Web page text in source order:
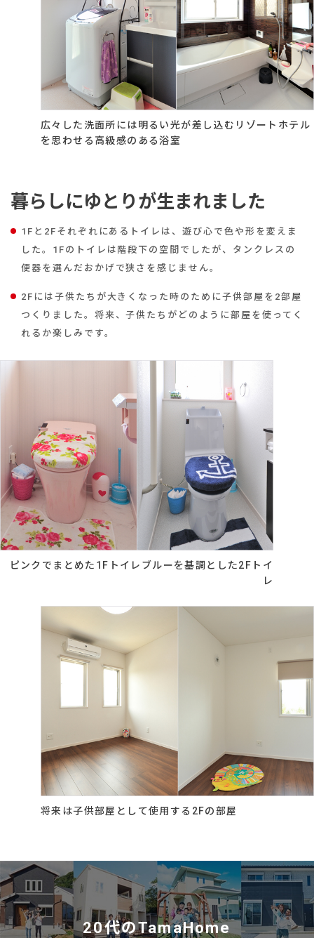
広々した洗面所には明るい光が差し込むリゾートホテル
を思わせる高級感のある浴室
暮らしにゆとりが生まれました
1Fと2Fそれぞれにあるトイレは、遊び心で色や形を変えま
した。1Fのトイレは階段下の空間でしたが、タンクレスの
便器を選んだおかげで狭さを感じません。
2Fには子供たちが大きくなった時のために子供部屋を2部屋
つくりました。将来、子供たちがどのように部屋を使ってく
れるか楽しみです。
ピンクでまとめた1Fトイレブルーを基調とした2Fトイ
レ
将来は子供部屋として使用する2Fの部屋
20代のTamaHome